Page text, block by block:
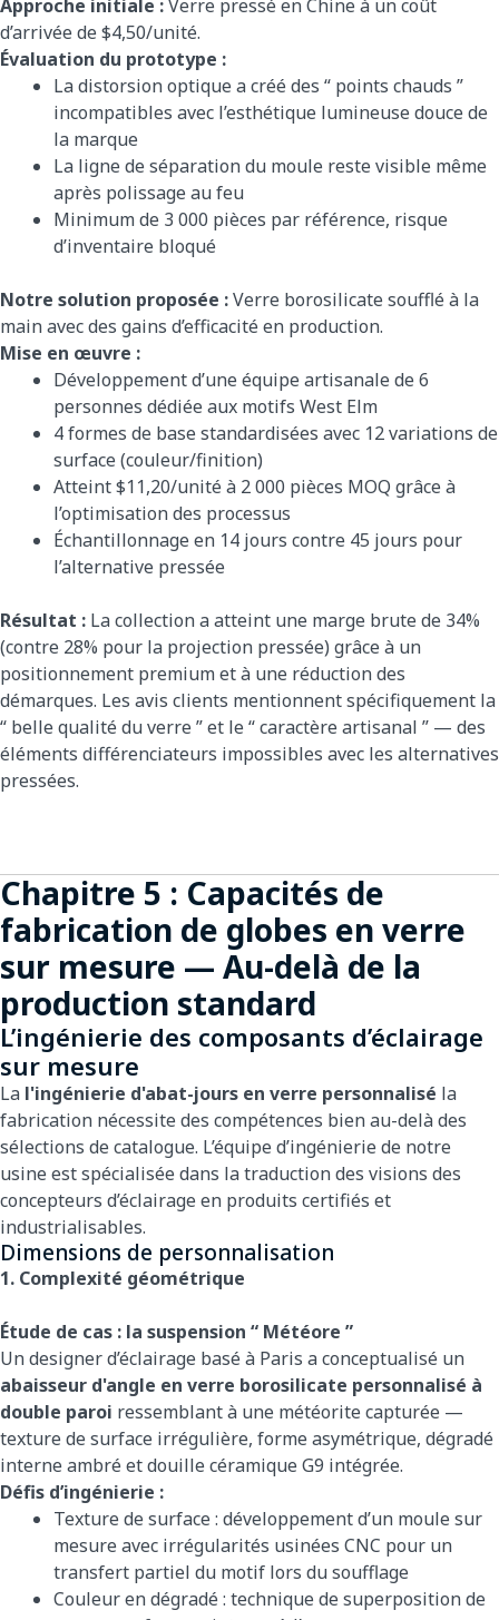
Approche initiale :Verre pressé en Chine à un coût
d’arrivée de $4,50/unité.
Évaluation du prototype :
La distorsion optique a créé des “ points chauds ”
incompatibles avec l’esthétique lumineuse douce de
la marque
La ligne de séparation du moule reste visible même
après polissage au feu
Minimum de 3 000 pièces par référence, risque
d’inventaire bloqué
Notre solution proposée :Verre borosilicate soufflé à la
main avec des gains d’efficacité en production.
Mise en œuvre :
Développement d’une équipe artisanale de 6
personnes dédiée aux motifs West Elm
4 formes de base standardisées avec 12 variations de
surface (couleur/finition)
Atteint $11,20/unité à 2 000 pièces MOQ grâce à
l’optimisation des processus
Échantillonnage en 14 jours contre 45 jours pour
l’alternative pressée
Résultat : La collection a atteint une marge brute de 34%
(contre 28% pour la projection pressée) grâce à un
positionnement premium et à une réduction des
démarques. Les avis clients mentionnent spécifiquement la
“ belle qualité du verre ” et le “ caractère artisanal ” — des
éléments différenciateurs impossibles avec les alternatives
pressées.
Chapitre 5 : Capacités de
fabrication de globes en verre
sur mesure — Au-delà de la
production standard
L’ingénierie des composants d’éclairage
sur mesure
La l'ingénierie d'abat-jours en verre personnalisé la
fabrication nécessite des compétences bien au-delà des
sélections de catalogue. L’équipe d’ingénierie de notre
usine est spécialisée dans la traduction des visions des
concepteurs d’éclairage en produits certifiés et
industrialisables.
Dimensions de personnalisation
1. Complexité géométrique
Étude de cas : la suspension “ Météore ”
Un designer d’éclairage basé à Paris a conceptualisé un
abaisseur d'angle en verre borosilicate personnalisé à
double paroi ressemblant à une météorite capturée —
texture de surface irrégulière, forme asymétrique, dégradé
interne ambré et douille céramique G9 intégrée.
Défis d’ingénierie :
Texture de surface : développement d’un moule sur
mesure avec irrégularités usinées CNC pour un
transfert partiel du motif lors du soufflage
Couleur en dégradé : technique de superposition de